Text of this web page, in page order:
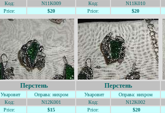
Код:
N11K009 Код: N11K010
Price:
$20 Price: $20
Перстень Перстень
Уваровит Оправа: нихром Уваровит Оправа: нихром
Код:
N12K001 Код: N12K002
Price:
$15 Price: $20